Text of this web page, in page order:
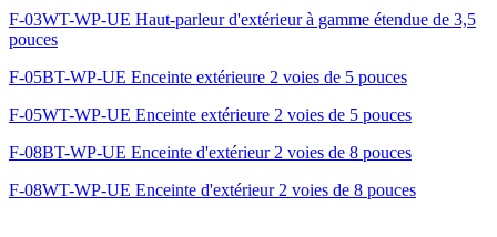
F-03WT-WP-UE Haut-parleur d'extérieur à gamme étendue de 3,5
pouces
F-05BT-WP-UE Enceinte extérieure 2 voies de 5 pouces
F-05WT-WP-UE Enceinte extérieure 2 voies de 5 pouces
F-08BT-WP-UE Enceinte d'extérieur 2 voies de 8 pouces
F-08WT-WP-UE Enceinte d'extérieur 2 voies de 8 pouces